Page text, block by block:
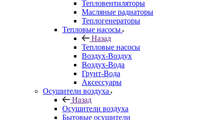
Тепловентиляторы
Масляные радиаторы
Теплогенераторы
Тепловые насосы
Назад
Тепловые насосы
Воздух-Воздух
Воздух-Вода
Грунт-Вода
Аксессуары
Осушители воздуха
Назад
Осушители воздуха
Бытовые осушители